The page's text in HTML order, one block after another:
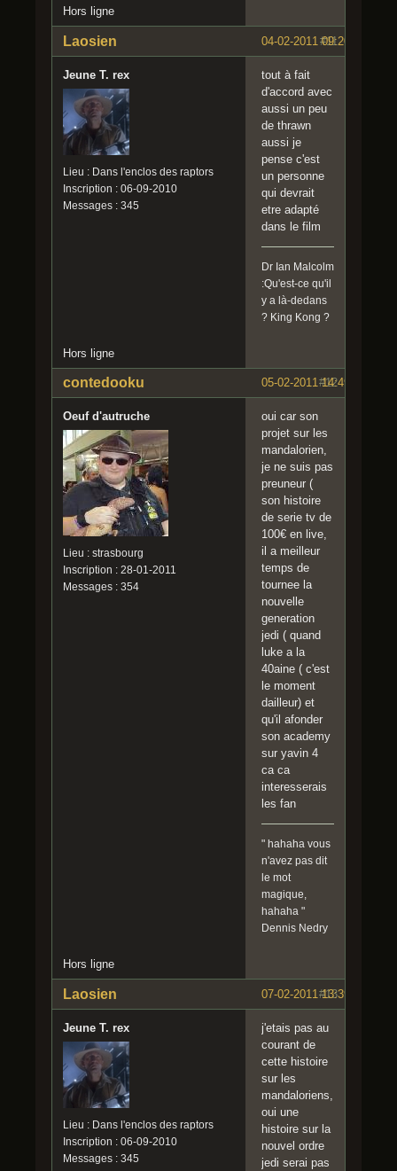
Hors ligne
#11
04-02-2011 09:20:35
Laosien
Jeune T. rex
Lieu : Dans l'enclos des raptors
Inscription : 06-09-2010
Messages : 345
tout à fait
d'accord avec
aussi un peu
de thrawn
aussi je
pense c'est
un personne
qui devrait
etre adapté
dans le film
Dr Ian Malcolm
:Qu'est-ce qu'il
y a là-dedans
? King Kong ?
Hors ligne
#12
05-02-2011 14:49:32
contedooku
Oeuf d'autruche
Lieu : strasbourg
Inscription : 28-01-2011
Messages : 354
oui car son
projet sur les
mandalorien,
je ne suis pas
preuneur (
son histoire
de serie tv de
100€ en live,
il a meilleur
temps de
tournee la
nouvelle
generation
jedi ( quand
luke a la
40aine ( c'est
le moment
dailleur) et
qu'il afonder
son academy
sur yavin 4
ca ca
interesserais
les fan
" hahaha vous
n'avez pas dit
le mot
magique,
hahaha "
Dennis Nedry
Hors ligne
#13
07-02-2011 13:39:11
Laosien
Jeune T. rex
Lieu : Dans l'enclos des raptors
Inscription : 06-09-2010
Messages : 345
j'etais pas au
courant de
cette histoire
sur les
mandaloriens,
oui une
histoire sur la
nouvel ordre
jedi serai pas